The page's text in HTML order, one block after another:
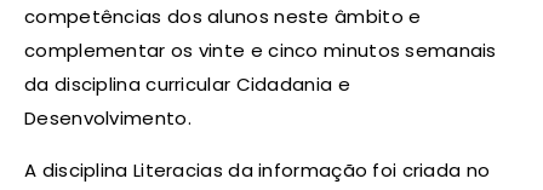
competências dos alunos neste âmbito e
complementar os vinte e cinco minutos semanais
da disciplina curricular Cidadania e
Desenvolvimento.
A disciplina Literacias da informação foi criada no